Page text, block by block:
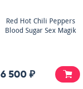
Red Hot Chili Peppers
Blood Sugar Sex Magik
6 500 ₽